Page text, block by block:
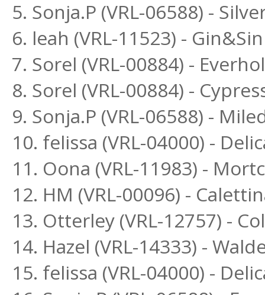
5. Sonja.P (VRL-06588) -
6. leah (VRL-11523) -
7. Sorel (VRL-00884) -
8. Sorel (VRL-00884) -
9. Sonja.P (VRL-06588) -
10. felissa (VRL-04000) -
11. Oona (VRL-11983) -
12. HM (VRL-00096) -
13. Otterley (VRL-12757) -
14. Hazel (VRL-14333) -
15. felissa (VRL-04000) -